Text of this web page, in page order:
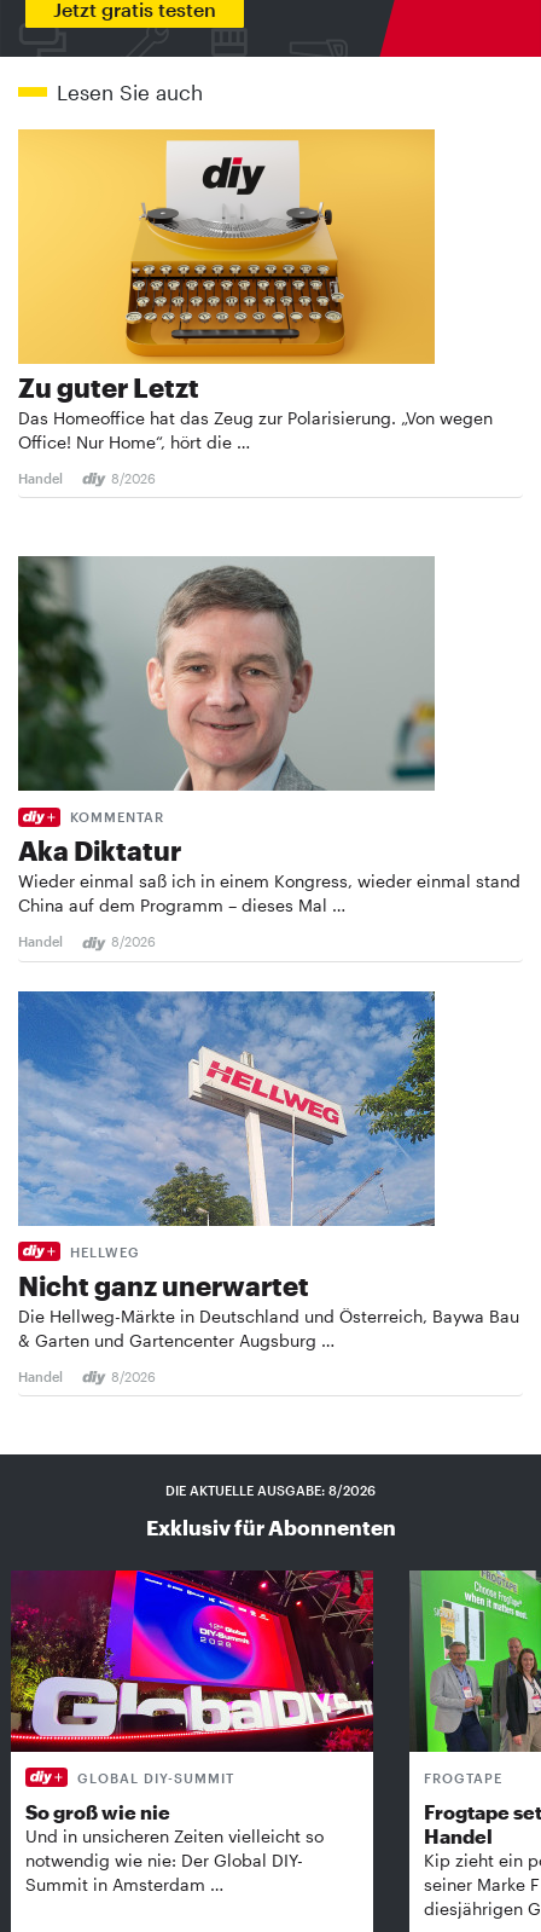
Jetzt gratis testen
Lesen Sie auch
Zu guter Letzt
Das Homeoffice hat das Zeug zur Polarisierung. „Von wegen
Office! Nur Home“, hört die …
Handel 8/2026
KOMMENTAR
Aka Diktatur
Wieder einmal saß ich in einem Kongress, wieder einmal stand
China auf dem Programm – dieses Mal …
Handel 8/2026
HELLWEG
Nicht ganz unerwartet
Die Hellweg-Märkte in Deutschland und Österreich, Baywa Bau
& Garten und Gartencenter Augsburg …
Handel 8/2026
DIE AKTUELLE AUSGABE: 8/2026
Exklusiv für Abonnenten
GLOBAL DIY-SUMMIT
So groß wie nie
Und in unsicheren Zeiten vielleicht so
notwendig wie nie: Der Global DIY-
Summit in Amsterdam …
FROGTAPE
Frogtape
Handel
Kip zieht ein
seiner Marke
diesjährigen